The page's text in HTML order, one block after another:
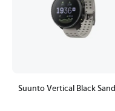
Suunto Vertical Black Sand